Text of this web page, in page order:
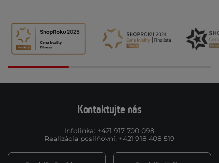
Kontaktujte nás
Infolinka: +421 917 700 098
Realizácia posilňovní: +421 918 408 519